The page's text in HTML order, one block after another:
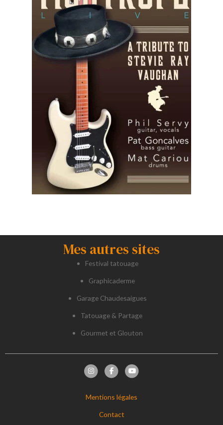
Mes autres sites
Festival tatouage
Graphicaderme
Garage Chaudesaigues
Tatouage & Partage
Gourmet et Glouton
Mentions légales
Contact